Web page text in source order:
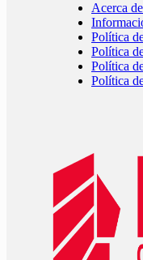
Acerca
Política
Política
Política
Política